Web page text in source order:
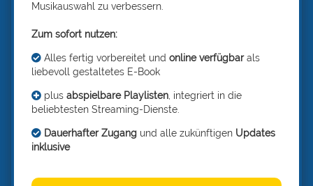
Musikauswahl zu verbessern.
Zum sofort nutzen:
Alles fertig vorbereitet und online verfügbarals
liebevoll gestaltetes E-Book
plus abspielbare Playlisten , integriert in die
beliebtesten Streaming-Dienste.
Dauerhafter Zugang und alle zukünftigen Updates
inklusive